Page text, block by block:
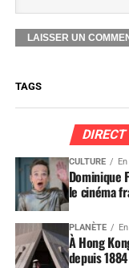
TAGS
DIRECT
CULTURE
Dominique
le cinéma
PLANÈTE
À Hong
depuis 1884